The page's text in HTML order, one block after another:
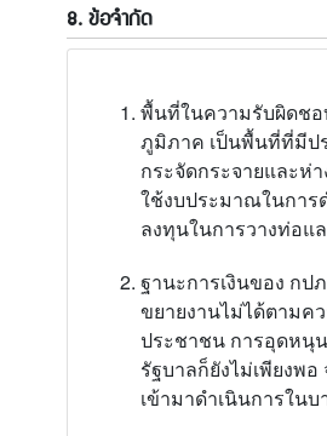
8. ข้อจำกัด
พื้นที่ในความรับผิดช
ภูมิภาค เป็นพื้นที่ที่มีป
กระจัดกระจายและห่
ใช้งบประมาณในการ
ลงทุนในการวางท่อแ
ฐานะการเงินของ กป
ขยายงานไม่ได้ตามค
ประชาชน การอุดหนุ
รัฐบาลก็ยังไม่เพียงพ
เข้ามาดำเนินการในบ